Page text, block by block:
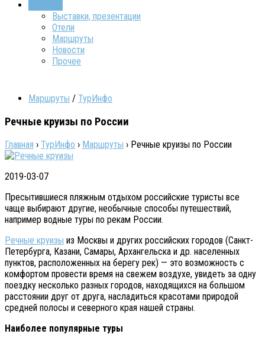
Выставки, презентации
Отели
Маршруты
Новости
Прочее
Маршруты / ТурИнфо
Речные круизы по России
Главная › ТурИнфо › Маршруты › Речные круизы по России
2019-03-07
Пресытившиеся пляжным отдыхом российские туристы все
чаще выбирают другие, необычные способы путешествий,
например водные туры по рекам России.
Речные круизы из Москвы и других российских городов (Санкт-
Петербурга, Казани, Самары, Архангельска и др. населенных
пунктов, расположенных на берегу рек) — это возможность с
комфортом провести время на свежем воздухе, увидеть за одну
поездку несколько разных городов, находящихся на большом
расстоянии друг от друга, насладиться красотами природой
средней полосы и северного края нашей страны.
Наиболее популярные туры